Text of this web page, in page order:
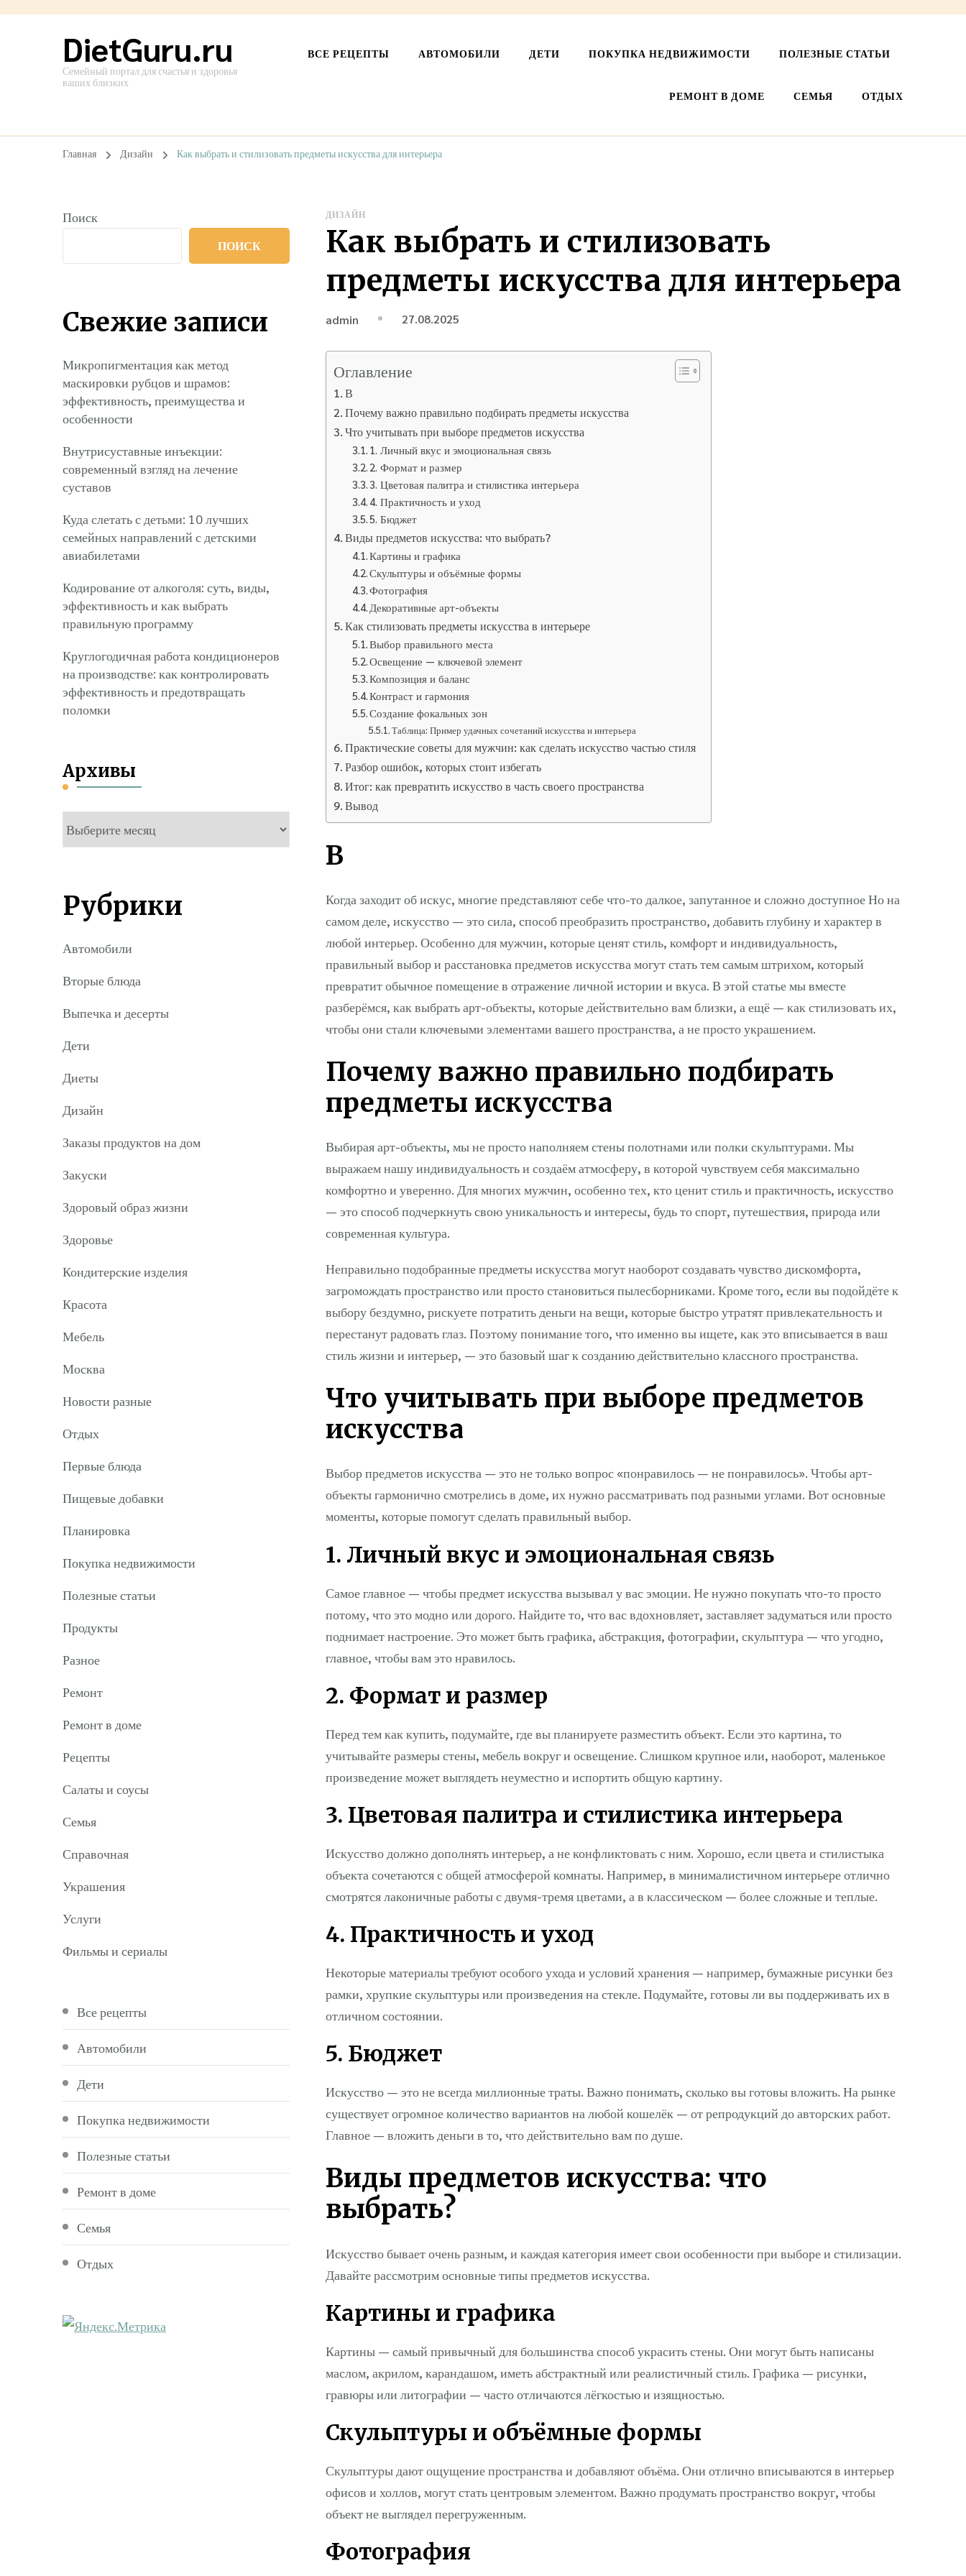
DietGuru.ru
Семейный портал для счастья и здоровья
ваших близких
ВСЕ РЕЦЕПТЫ АВТОМОБИЛИ ДЕТИ ПОКУПКА НЕДВИЖИМОСТИ ПОЛЕЗНЫЕ СТАТЬИ
РЕМОНТ В ДОМЕ СЕМЬЯ ОТДЫХ
Главная Дизайн Как выбрать и стилизовать предметы искусства для интерьера
ДИЗАЙН
Как выбрать и стилизовать
предметы искусства для интерьера
admin 27.08.2025
Оглавление
В
Почему важно правильно подбирать предметы искусства
Что учитывать при выборе предметов искусства
1. Личный вкус и эмоциональная связь
2. Формат и размер
3. Цветовая палитра и стилистика интерьера
4. Практичность и уход
5. Бюджет
Виды предметов искусства: что выбрать?
Картины и графика
Скульптуры и объёмные формы
Фотография
Декоративные арт-объекты
Как стилизовать предметы искусства в интерьере
Выбор правильного места
Освещение — ключевой элемент
Композиция и баланс
Контраст и гармония
Создание фокальных зон
Таблица: Пример удачных сочетаний искусства и интерьера
Практические советы для мужчин: как сделать искусство частью стиля
Разбор ошибок, которых стоит избегать
Итог: как превратить искусство в часть своего пространства
Вывод
В
Когда заходит об искус, многие представляют себе что-то далкое, запутанное и сложно доступное Но на
самом деле, искусство — это сила, способ преобразить пространство, добавить глубину и характер в
любой интерьер. Особенно для мужчин, которые ценят стиль, комфорт и индивидуальность,
правильный выбор и расстановка предметов искусства могут стать тем самым штрихом, который
превратит обычное помещение в отражение личной истории и вкуса. В этой статье мы вместе
разберёмся, как выбрать арт-объекты, которые действительно вам близки, а ещё — как стилизовать их,
чтобы они стали ключевыми элементами вашего пространства, а не просто украшением.
Почему важно правильно подбирать
предметы искусства
Выбирая арт-объекты, мы не просто наполняем стены полотнами или полки скульптурами. Мы
выражаем нашу индивидуальность и создаём атмосферу, в которой чувствуем себя максимально
комфортно и уверенно. Для многих мужчин, особенно тех, кто ценит стиль и практичность, искусство
— это способ подчеркнуть свою уникальность и интересы, будь то спорт, путешествия, природа или
современная культура.
Неправильно подобранные предметы искусства могут наоборот создавать чувство дискомфорта,
загромождать пространство или просто становиться пылесборниками. Кроме того, если вы подойдёте к
выбору бездумно, рискуете потратить деньги на вещи, которые быстро утратят привлекательность и
перестанут радовать глаз. Поэтому понимание того, что именно вы ищете, как это вписывается в ваш
стиль жизни и интерьер, — это базовый шаг к созданию действительно классного пространства.
Что учитывать при выборе предметов
искусства
Выбор предметов искусства — это не только вопрос «понравилось — не понравилось». Чтобы арт-
объекты гармонично смотрелись в доме, их нужно рассматривать под разными углами. Вот основные
моменты, которые помогут сделать правильный выбор.
1. Личный вкус и эмоциональная связь
Самое главное — чтобы предмет искусства вызывал у вас эмоции. Не нужно покупать что-то просто
потому, что это модно или дорого. Найдите то, что вас вдохновляет, заставляет задуматься или просто
поднимает настроение. Это может быть графика, абстракция, фотографии, скульптура — что угодно,
главное, чтобы вам это нравилось.
2. Формат и размер
Перед тем как купить, подумайте, где вы планируете разместить объект. Если это картина, то
учитывайте размеры стены, мебель вокруг и освещение. Слишком крупное или, наоборот, маленькое
произведение может выглядеть неуместно и испортить общую картину.
3. Цветовая палитра и стилистика интерьера
Искусство должно дополнять интерьер, а не конфликтовать с ним. Хорошо, если цвета и стилистыка
объекта сочетаются с общей атмосферой комнаты. Например, в минималистичном интерьере отлично
смотрятся лаконичные работы с двумя-тремя цветами, а в классическом — более сложные и теплые.
4. Практичность и уход
Некоторые материалы требуют особого ухода и условий хранения — например, бумажные рисунки без
рамки, хрупкие скульптуры или произведения на стекле. Подумайте, готовы ли вы поддерживать их в
отличном состоянии.
5. Бюджет
Искусство — это не всегда миллионные траты. Важно понимать, сколько вы готовы вложить. На рынке
существует огромное количество вариантов на любой кошелёк — от репродукций до авторских работ.
Главное — вложить деньги в то, что действительно вам по душе.
Виды предметов искусства: что
выбрать?
Искусство бывает очень разным, и каждая категория имеет свои особенности при выборе и стилизации.
Давайте рассмотрим основные типы предметов искусства.
Картины и графика
Картины — самый привычный для большинства способ украсить стены. Они могут быть написаны
маслом, акрилом, карандашом, иметь абстрактный или реалистичный стиль. Графика — рисунки,
гравюры или литографии — часто отличаются лёгкостью и изящностью.
Скульптуры и объёмные формы
Скульптуры дают ощущение пространства и добавляют объёма. Они отлично вписываются в интерьер
офисов и холлов, могут стать центровым элементом. Важно продумать пространство вокруг, чтобы
объект не выглядел перегруженным.
Фотография
Поиск
ПОИСК
Свежие записи
Микропигментация как метод
маскировки рубцов и шрамов:
эффективность, преимущества и
особенности
Внутрисуставные инъекции:
современный взгляд на лечение
суставов
Куда слетать с детьми: 10 лучших
семейных направлений с детскими
авиабилетами
Кодирование от алкоголя: суть, виды,
эффективность и как выбрать
правильную программу
Круглогодичная работа кондиционеров
на производстве: как контролировать
эффективность и предотвращать
поломки
Архивы
Рубрики
Автомобили
Вторые блюда
Выпечка и десерты
Дети
Диеты
Дизайн
Заказы продуктов на дом
Закуски
Здоровый образ жизни
Здоровье
Кондитерские изделия
Красота
Мебель
Москва
Новости разные
Отдых
Первые блюда
Пищевые добавки
Планировка
Покупка недвижимости
Полезные статьи
Продукты
Разное
Ремонт
Ремонт в доме
Рецепты
Салаты и соусы
Семья
Справочная
Украшения
Услуги
Фильмы и сериалы
Все рецепты
Автомобили
Дети
Покупка недвижимости
Полезные статьи
Ремонт в доме
Семья
Отдых